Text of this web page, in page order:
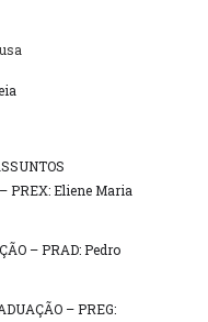
PREX:Eliene Maria
– PRAD: Pedro
– PREG: